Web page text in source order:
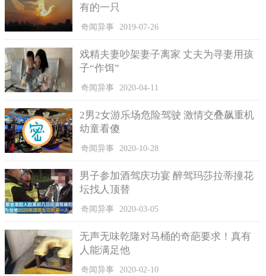
老婆皇后则被称为皇后，也有凤凰之称，龙凤夫妻档在中国古代
人民心中的地位是极高的。这只被无意间拍到的凤凰不管真假如
何都让人津津乐道，因为神话故事的影响，也因历史的原因，身
有的一只
奇闻异事 2019-07-26
戏精夫妻吵架妻子离家 丈夫为寻妻用孩
子“作饵”
奇闻异事 2020-04-11
2男2女游乐场危险驾驶 激情交叠飙重机
幼童看傻
奇闻异事 2020-10-28
男子参加酒驾庆功宴 醉驾玛莎拉蒂撞花
坛找人顶替
奇闻异事 2020-03-05
无声无味乾隆对马桶的奇葩要求！真有
人能满足他
奇闻异事 2020-02-10